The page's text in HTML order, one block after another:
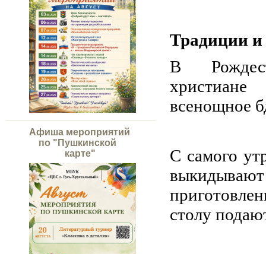
Афиша мероприятий
по "Пушкинской
карте"
Традиции
В
всенощное
С самого
столу